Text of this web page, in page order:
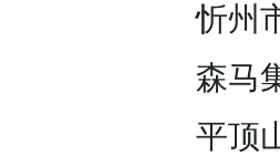
忻州市
森马集
平顶山